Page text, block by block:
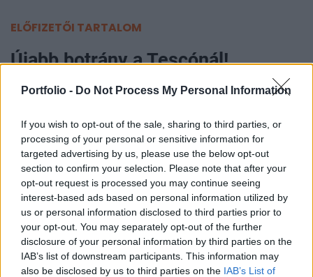
Portfolio - Do Not Process My Personal Information
If you wish to opt-out of the sale, sharing to third parties, or
processing of your personal or sensitive information for
targeted advertising by us, please use the below opt-out
section to confirm your selection. Please note that after your
opt-out request is processed you may continue seeing
interest-based ads based on personal information utilized by
us or personal information disclosed to third parties prior to
your opt-out. You may separately opt-out of the further
disclosure of your personal information by third parties on the
IAB’s list of downstream participants. This information may
also be disclosed by us to third parties on the IAB’s List of
ELŐFIZETŐI TARTALOM
Újabb botrány a Tescónál!
Portfolio
Több mint 50 millió dollár értékű vezetőségi
repülőgép érkezett a Tescóhoz, közvetlenül
azután, hogy a társaság nyilvánosságra hozta
számviteli hibáit, miszerint 250 millió fonttal
felülbecsülték a profitot - írja a Financial Times. A
Gulfstream 550 típusú gépet még 2013 elején
rendelte meg a társaság.